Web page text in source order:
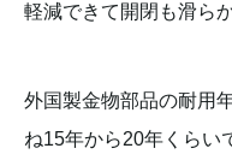
軽減できて開閉も滑ら
外国製金物部品の耐用
ね15年から20年くらい